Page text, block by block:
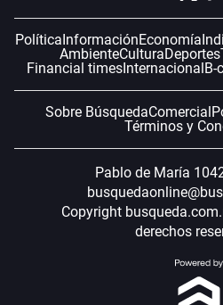
PolíticaInformaciónEconomía
AmbienteCulturaDeportes
Financial timesInternacionalB-
Sobre BúsquedaComercial
Términos y
Pablo de María
Copyright
derechos